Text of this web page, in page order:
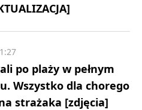
po plaży w pełnym
Wszystko dla chorego
strażaka [zdjęcia]